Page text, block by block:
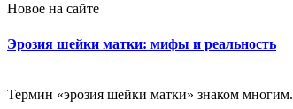
Новое на сайте
Эрозия шейки матки: мифы и реальность
Термин «эрозия шейки матки» знаком